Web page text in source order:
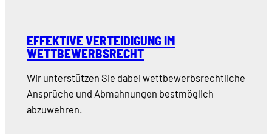
EFFEKTIVE VERTEIDIGUNG IM
WETTBEWERBSRECHT
Wir unterstützen Sie dabei wettbewerbsrechtliche
Ansprüche und Abmahnungen bestmöglich
abzuwehren.